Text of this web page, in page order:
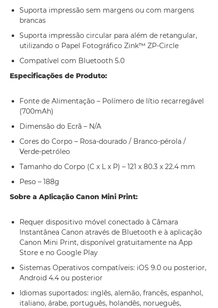
Suporta impressão sem margens ou com margens
brancas
Suporta impressão circular para além de retangular,
utilizando o Papel Fotográfico Zink™ ZP-Circle
Compatível com Bluetooth 5.0
Especificações de Produto:
Fonte de Alimentação – Polímero de lítio recarregável
(700mAh)
Dimensão do Ecrã – N/A
Cores do Corpo – Rosa-dourado / Branco-pérola /
Verde-petróleo
Tamanho do Corpo (C x L x P) – 121 x 80.3 x 22.4 mm
Peso – 188g
Sobre a Aplicação Canon Mini Print:
Requer dispositivo móvel conectado à Câmara
Instantânea Canon através de Bluetooth e à aplicação
Canon Mini Print, disponível gratuitamente na App
Store e no Google Play
Sistemas Operativos compatíveis: iOS 9.0 ou posterior,
Android 4.4 ou posterior
Idiomas suportados: inglês, alemão, francês, espanhol,
italiano, árabe, português, holandês, norueguês,